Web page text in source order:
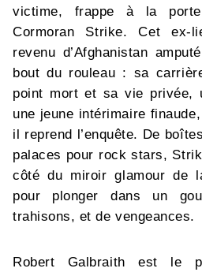
victime, frappe à la
Cormoran Strike. Cet ex-
revenu d’Afghanistan
bout du rouleau : sa
point mort et sa vie privée,
une jeune intérimaire
il reprend l’enquête. De
palaces pour rock stars,
côté du miroir glamour de
pour plonger dans un
trahisons, et de vengeances.
Robert Galbraith est le